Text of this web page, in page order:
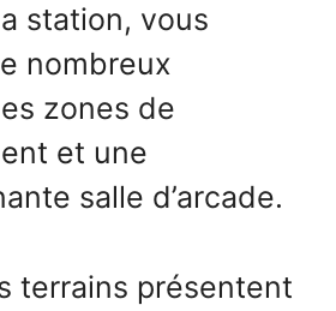
station, vous
nombreux
zones de
et une
salle d’arcade.
terrains présentent